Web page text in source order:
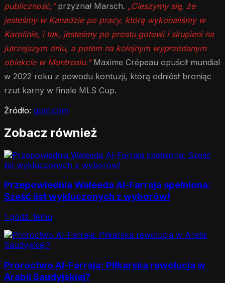
publiczność,”przyznał Marsch. „Cieszymy się, że
jesteśmy w Kanadzie po pracy, którą wykonaliśmy w
Karolinie, i tak, jesteśmy po prostu gotowi i skupieni na
jutrzejszym dniu, a potem na kolejnym wyprzedanym
obiekcie w Montrealu.”Maxime Crépeau opuścił mundial
w 2022 roku z powodu kontuzji, którą odniósł broniąc
rzut karny w finale MLS Cup.
Źródło: goal.com
Zobacz również
Przepowiednia Waleeda Al-Farraja spełniona:
Sześć list wykluczonych z wyborów!
1 godz. temu
Proroctwo Al-Farraja: Piłkarska rewolucja w
Arabii Saudyjskiej?